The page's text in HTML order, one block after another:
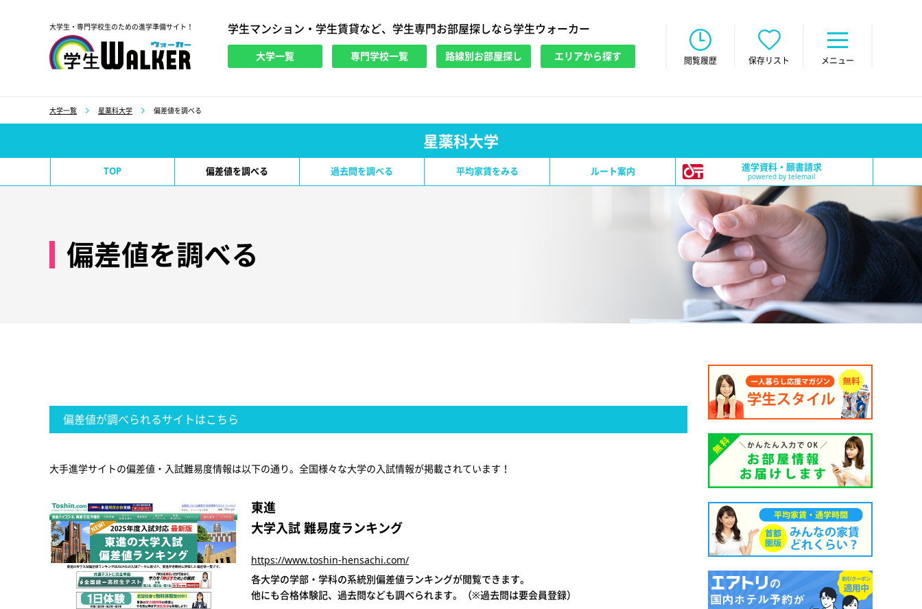
大学生・専門学校生のための進学準備サイト！ 学生マンション・学生賃貸など、学生専門お部屋探しなら学生ウォーカー
大学一覧 専門学校一覧 路線別お部屋探し エリアから探す 閲覧履歴 保存リスト メニュー
大学一覧 星薬科大学 偏差値を調べる
星薬科大学
TOP 偏差値を調べる 過去問を調べる 平均家賃をみる ルート案内 進学資料・願書請求
powered by telemail
偏差値を調べる
偏差値が調べられるサイトはこちら
大手進学サイトの偏差値・入試難易度情報は以下の通り。全国様々な大学の入試情報が掲載されています！
東進
大学入試 難易度ランキング
https://www.toshin-hensachi.com/
各大学の学部・学科の系統別偏差値ランキングが閲覧できます。
他にも合格体験記、過去問なども調べられます。（※過去問は要会員登録）